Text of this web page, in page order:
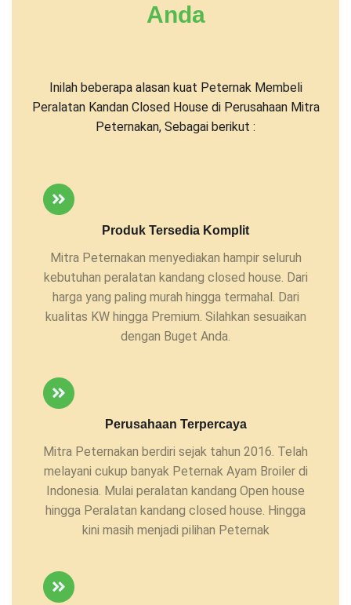
Anda
Inilah beberapa alasan kuat Peternak Membeli
Peralatan Kandan Closed House di Perusahaan Mitra
Peternakan, Sebagai berikut :
Produk Tersedia Komplit
Mitra Peternakan menyediakan hampir seluruh
kebutuhan peralatan kandang closed house. Dari
harga yang paling murah hingga termahal. Dari
kualitas KW hingga Premium. Silahkan sesuaikan
dengan Buget Anda.
Perusahaan Terpercaya
Mitra Peternakan berdiri sejak tahun 2016. Telah
melayani cukup banyak Peternak Ayam Broiler di
Indonesia. Mulai peralatan kandang Open house
hingga Peralatan kandang closed house. Hingga
kini masih menjadi pilihan Peternak